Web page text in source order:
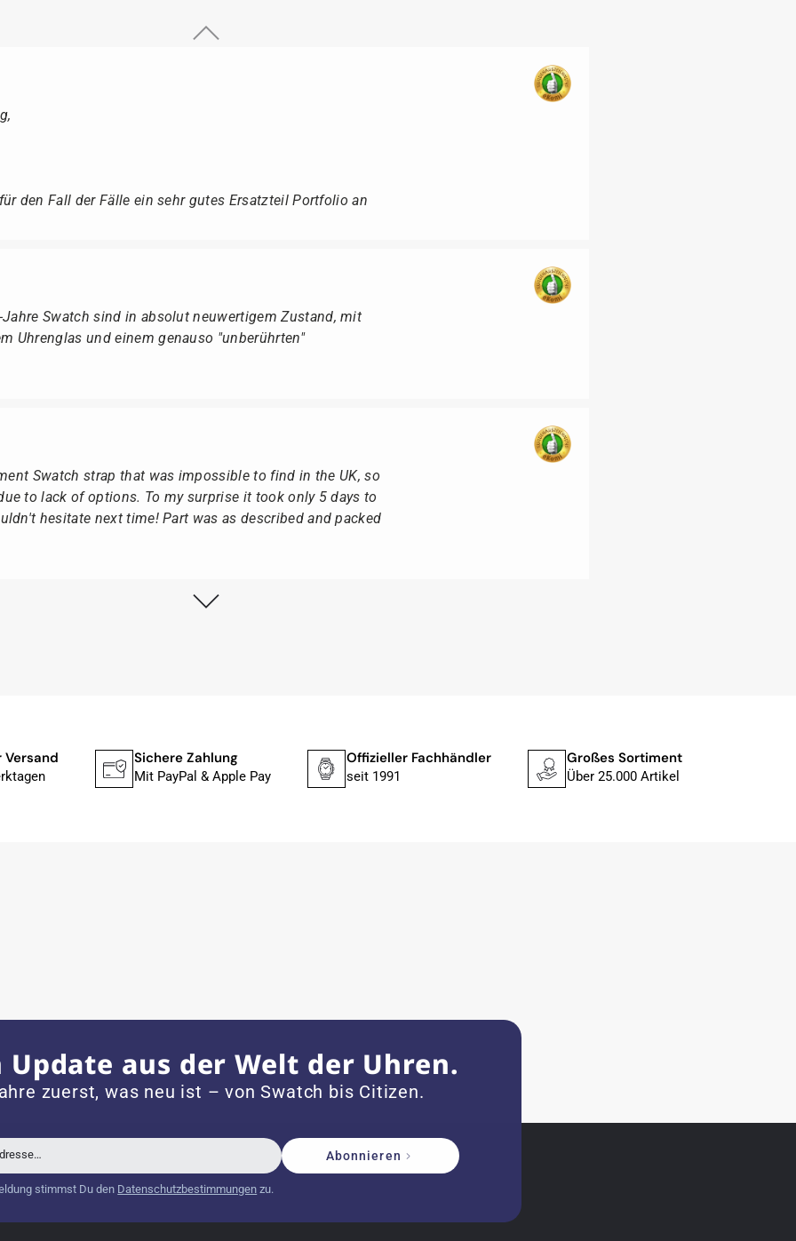
den Fall der Fälle ein sehr gutes Ersatzteil Portfolio an
Jahre Swatch sind in absolut neuwertigem Zustand, mit
Uhrenglas und einem genauso "unberührten"
Swatch strap that was impossible to find in the UK, so
to lack of options. To my surprise it took only 5 days to
hesitate next time! Part was as described and packed
Arbeit und tollen Service extrem weiter empfehlen.
neuer Batterie und korrekt eingestellter Uhrzeit an,
Jahr 1996 ist
Uhr. Vielen Dank :-)
Versand Sichere Zahlung
Mit PayPal & Apple Pay
Offizieller Fachhändler
seit 1991
Großes Sortiment
Über 25.000 Artikel
Update aus der Welt der Uhren.
zuerst, was neu ist – von Swatch bis Citizen.
Abonnieren
stimmst Du den Datenschutzbestimmungen zu.